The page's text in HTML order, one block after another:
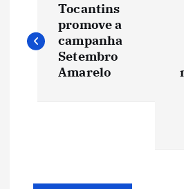
a
Tocantins
promove a
campanha
Setembro
Amarelo